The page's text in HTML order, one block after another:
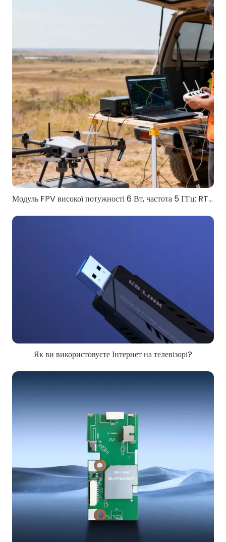
Модуль FPV високої потужності 6 Вт, частота 5 ГГц: RTL8812EU-CG для FPV безпілотника великої дальності
Як ви використовуєте Інтернет на телевізорі?